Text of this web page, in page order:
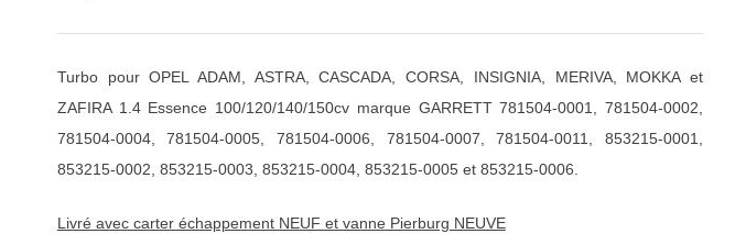
Turbo pour OPEL ADAM, ASTRA, CASCADA, CORSA, INSIGNIA, MERIVA, MOKKA et
ZAFIRA 1.4 Essence 100/120/140/150cv marque GARRETT 781504-0001, 781504-0002,
781504-0004, 781504-0005, 781504-0006, 781504-0007, 781504-0011, 853215-0001,
853215-0002, 853215-0003, 853215-0004, 853215-0005 et 853215-0006.
Livré avec carter échappement NEUF et vanne Pierburg NEUVE